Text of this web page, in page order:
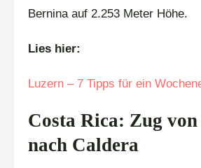
Bernina auf 2.253 Meter Höhe.
Lies hier:
Luzern – 7 Tipps für ein
Costa Rica: Zug von
nach Caldera